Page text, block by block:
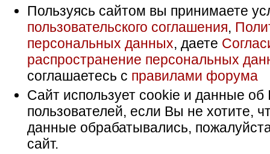
Пользуясь сайтом вы принимаете
пользовательского соглашения,
персональных данных, даете
распространение персональных
соглашаетесь с правилами форума
Сайт использует cookie и данные об
пользователей, если Вы не хотите,
данные обрабатывались,
сайт.